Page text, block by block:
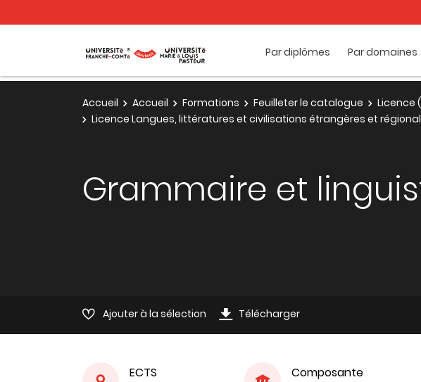
Par diplômes Par domaines
Accueil Accueil Formations Feuilleter le catalogue Licence
Licence Langues, littératures et civilisations étrangères et
Grammaire et
Ajouter à la sélection Télécharger
ECTS Composante